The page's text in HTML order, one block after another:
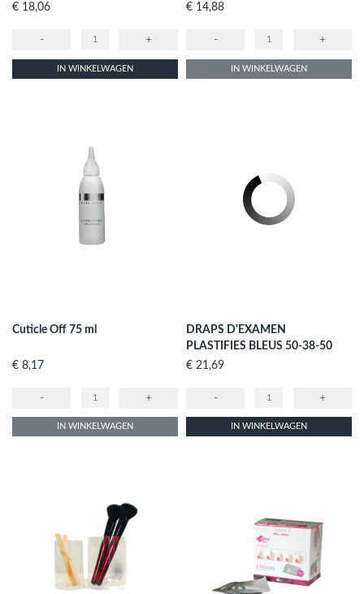
Prijs
€ 18,06
- +
IN WINKELWAGEN
Prijs
€ 14,88
- +
IN WINKELWAGEN
Cuticle Off 75 ml
Prijs
€ 8,17
- +
IN WINKELWAGEN
DRAPS D'EXAMEN
PLASTIFIES BLEUS 50-38-50
Prijs
€ 21,69
- +
IN WINKELWAGEN